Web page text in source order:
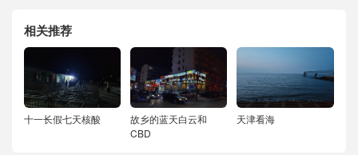
相关推荐
十一长假七天核酸
故乡的蓝天白云和
CBD
天津看海